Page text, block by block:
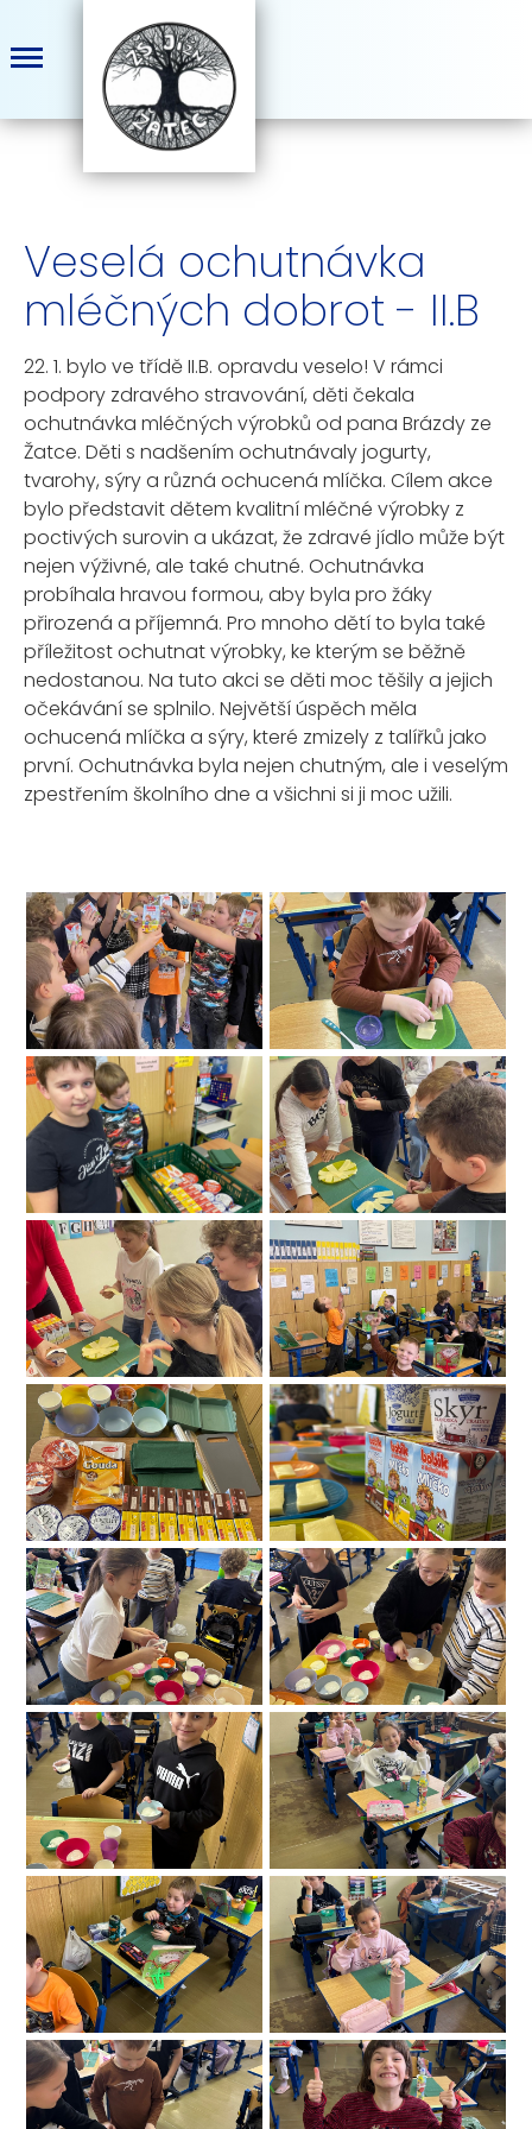
Veselá ochutnávka
mléčných dobrot - II.B
22. 1. bylo ve třídě II.B. opravdu veselo! V rámci
podpory zdravého stravování, děti čekala
ochutnávka mléčných výrobků od pana Brázdy ze
Žatce. Děti s nadšením ochutnávaly jogurty,
tvarohy, sýry a různá ochucená mlíčka. Cílem akce
bylo představit dětem kvalitní mléčné výrobky z
poctivých surovin a ukázat, že zdravé jídlo může být
nejen výživné, ale také chutné. Ochutnávka
probíhala hravou formou, aby byla pro žáky
přirozená a příjemná. Pro mnoho dětí to byla také
příležitost ochutnat výrobky, ke kterým se běžně
nedostanou. Na tuto akci se děti moc těšily a jejich
očekávání se splnilo. Největší úspěch měla
ochucená mlíčka a sýry, které zmizely z talířků jako
první. Ochutnávka byla nejen chutným, ale i veselým
zpestřením školního dne a všichni si ji moc užili.